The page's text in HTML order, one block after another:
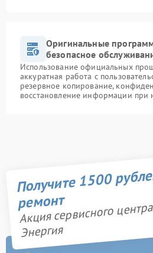
Оригинальные
безопасное
Использование официальных
аккуратная работа с
резервное копирование,
восстановление информации при
Получите 1500
ремонт
Акция сервисного центра
Энергия